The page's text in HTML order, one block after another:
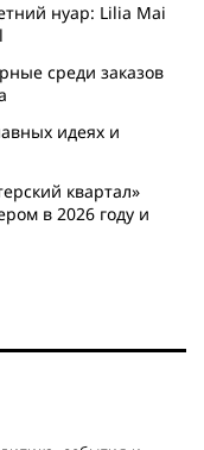
нуар: Lilia Mai
среди заказов
идеях и
квартал»
в 2026 году и
компании
бизнес, власть